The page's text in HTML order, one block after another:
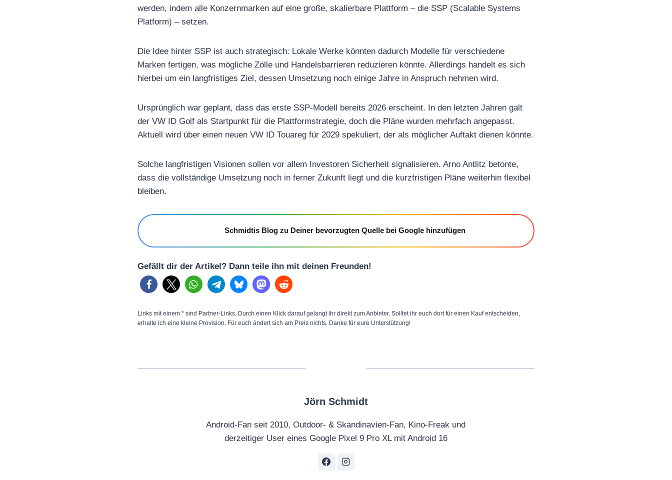
werden, indem alle Konzernmarken auf eine große, skalierbare Plattform – die SSP (Scalable Systems
Platform) – setzen.
Die Idee hinter SSP ist auch strategisch: Lokale Werke könnten dadurch Modelle für verschiedene
Marken fertigen, was mögliche Zölle und Handelsbarrieren reduzieren könnte. Allerdings handelt es sich
hierbei um ein langfristiges Ziel, dessen Umsetzung noch einige Jahre in Anspruch nehmen wird.
Ursprünglich war geplant, dass das erste SSP-Modell bereits 2026 erscheint. In den letzten Jahren galt
der VW ID Golf als Startpunkt für die Plattformstrategie, doch die Pläne wurden mehrfach angepasst.
Aktuell wird über einen neuen VW ID Touareg für 2029 spekuliert, der als möglicher Auftakt dienen könnte.
Solche langfristigen Visionen sollen vor allem Investoren Sicherheit signalisieren. Arno Antlitz betonte,
dass die vollständige Umsetzung noch in ferner Zukunft liegt und die kurzfristigen Pläne weiterhin flexibel
bleiben.
Schmidtis Blog zu Deiner bevorzugten Quelle bei Google hinzufügen
Gefällt dir der Artikel? Dann teile ihn mit deinen Freunden!
Links mit einem * sind Partner-Links. Durch einen Klick darauf gelangt ihr direkt zum Anbieter. Solltet ihr euch dort für einen Kauf entscheiden,
erhalte ich eine kleine Provision. Für euch ändert sich am Preis nichts. Danke für eure Unterstützung!
Jörn Schmidt
Android-Fan seit 2010, Outdoor- & Skandinavien-Fan, Kino-Freak und
derzeitiger User eines Google Pixel 9 Pro XL mit Android 16